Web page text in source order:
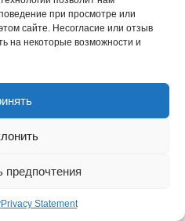
при просмотре или
сайте. Несогласие или отзыв
на некоторые возможности и
предпочтения
Privacy Statement
активно применяться в
которая заменяет
неконфиденциальными
отличается от
в процессе
полностью заменяется на
или эксплуатируемого
через систему токенизации,